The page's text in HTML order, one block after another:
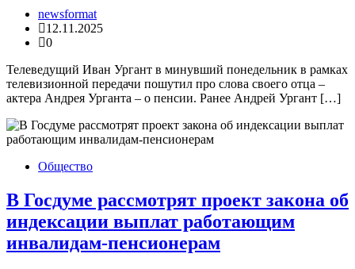
newsformat
12.11.2025
0
Телеведущий Иван Ургант в минувший понедельник в рамках
телевизионной передачи пошутил про слова своего отца –
актера Андрея Урганта – о пенсии. Ранее Андрей Ургант […]
Общество
В Госдуме рассмотрят проект закона об
индексации выплат работающим
инвалидам-пенсионерам